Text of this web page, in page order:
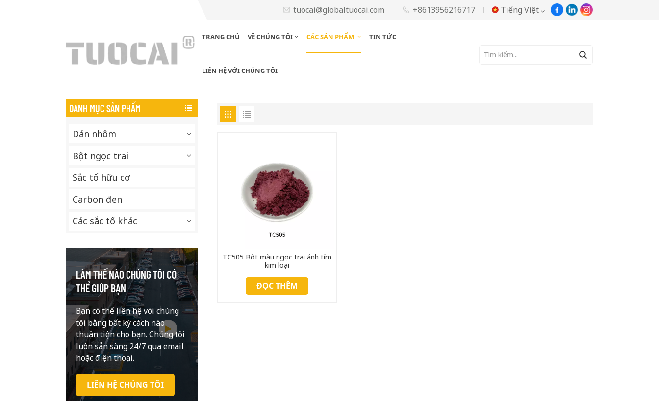
tuocai@globaltuocai.com +8613956216717 Tiếng Việt
English
TRANG CHỦ VỀ CHÚNG TÔI CÁC SẢN PHẨM TIN TỨC
LIÊN HỆ VỚI CHÚNG TÔI
CÁC SẢN PHẨM
DANH MỤC SẢN PHẨM
Dán nhôm
Bột ngọc trai
Sắc tố hữu cơ
Carbon đen
Các sắc tố khác
LÀM THẾ NÀO CHÚNG TÔI CÓ
THỂ GIÚP BẠN
Bạn có thể liên hệ với chúng
tôi bằng bất kỳ cách nào
thuận tiện cho bạn. Chúng tôi
luôn sẵn sàng 24/7 qua email
hoặc điện thoại.
LIÊN HỆ CHÚNG TÔI
TC505 Bột màu ngọc trai ánh tím
kim loại
ĐỌC THÊM